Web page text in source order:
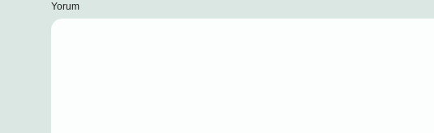
Yorum